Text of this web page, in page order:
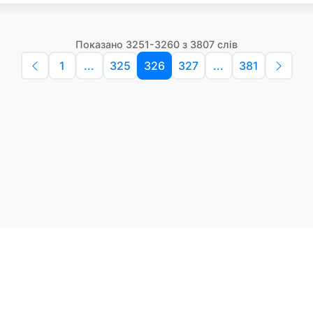
Показано 3251-3260 з 3807 слів
1 ... 325 326 327 ... 381